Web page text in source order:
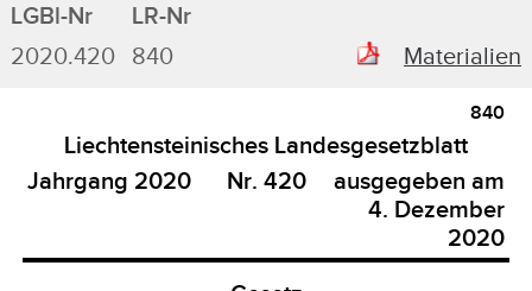
LGBl-Nr
LR-Nr
2020.420
840 Materialien